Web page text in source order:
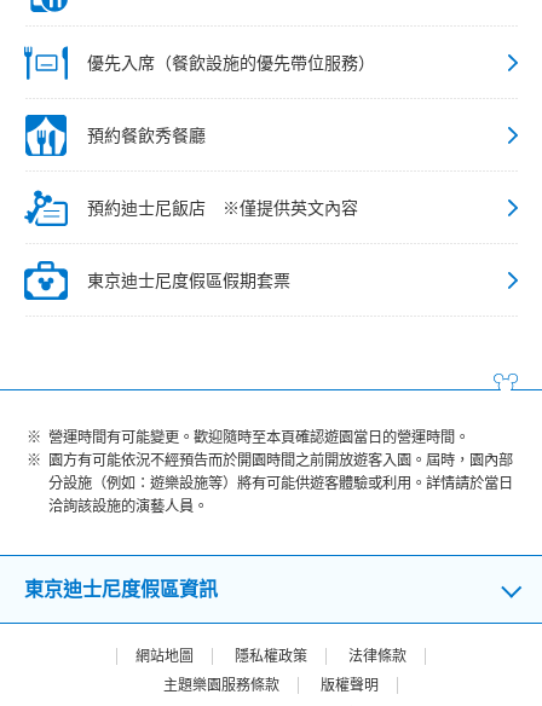
優先入席（餐飲設施的優先帶位服務）
預約餐飲秀餐廳
預約迪士尼飯店 ※僅提供英文內容
東京迪士尼度假區假期套票
營運時間有可能變更。歡迎隨時至本頁確認遊園當日的營運時間。
園方有可能依況不經預告而於開園時間之前開放遊客入園。屆時，園內部
分設施（例如：遊樂設施等）將有可能供遊客體驗或利用。詳情請於當日
洽詢該設施的演藝人員。
東京迪士尼度假區資訊
網站地圖 隱私權政策
法律條款
主題樂園服務條款
版權聲明